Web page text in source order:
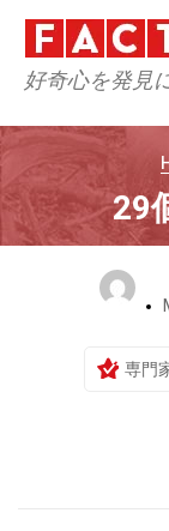
好奇心を発見
29
専門